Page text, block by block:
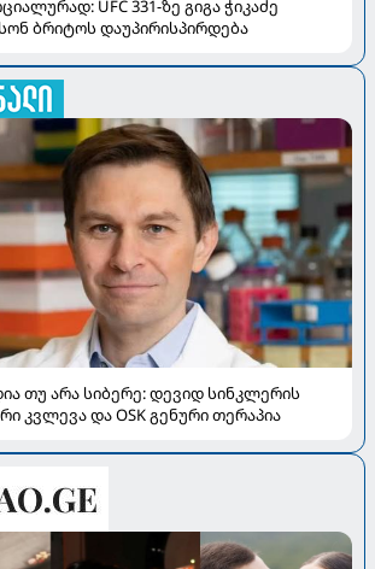
UFC 331-ზე გიგა ჭიკაძე
ბრიტოს დაუპირისპირდება
თუ არა სიბერე: დევიდ სინკლერის
კვლევა და OSK გენური თერაპია